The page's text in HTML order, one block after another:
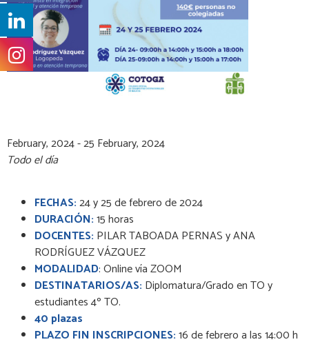
February, 2024 - 25 February, 2024
Todo el día
FECHAS:24 y 25 de febrero de 2024
DURACIÓN:15 horas
DOCENTES: PILAR TABOADA PERNAS y ANA
RODRÍGUEZ VÁZQUEZ
MODALIDAD: Online vía ZOOM
DESTINATARIOS/AS: Diplomatura/Grado en TO y
estudiantes 4º TO.
40 plazas
PLAZO FIN INSCRIPCIONES:16 de febrero a las 14:00 h